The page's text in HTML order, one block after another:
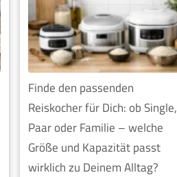
Finde den passenden
Reiskocher für Dich: ob Single,
Paar oder Familie – welche
Größe und Kapazität passt
wirklich zu Deinem Alltag?